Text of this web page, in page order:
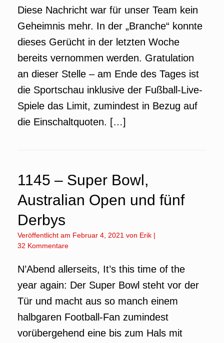
Diese Nachricht war für unser Team kein
Geheimnis mehr. In der „Branche“ konnte
dieses Gerücht in der letzten Woche
bereits vernommen werden. Gratulation
an dieser Stelle – am Ende des Tages ist
die Sportschau inklusive der Fußball-Live-
Spiele das Limit, zumindest in Bezug auf
die Einschaltquoten. […]
1145 – Super Bowl,
Australian Open und fünf
Derbys
Veröffentlicht am Februar 4, 2021 von Erik |
32 Kommentare
N’Abend allerseits, It’s this time of the
year again: Der Super Bowl steht vor der
Tür und macht aus so manch einem
halbgaren Football-Fan zumindest
vorübergehend eine bis zum Hals mit